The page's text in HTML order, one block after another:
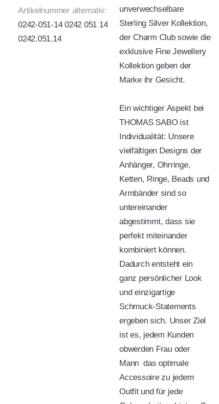
Artikelnummer alternativ:
0242-051-14 0242 051 14
0242.051.14
unverwechselbare
Sterling Silver Kollektion,
der Charm Club sowie die
exklusive Fine Jewellery
Kollektion geben der
Marke ihr Gesicht.
Ein wichtiger Aspekt bei
THOMAS SABO ist
Individualität: Unsere
vielfältigen Designs der
Anhänger, Ohrringe,
Ketten, Ringe, Beads und
Armbänder sind so
untereinander
abgestimmt, dass sie
perfekt miteinander
kombiniert können.
Dadurch entsteht ein
ganz persönlicher Look
und einzigartige
Schmuck-Statements
ergeben sich. Unser Ziel
ist es, jedem Kunden 
obwerden Frau oder
Mann  das optimale
Accessoire zu jedem
Outfit und für jede